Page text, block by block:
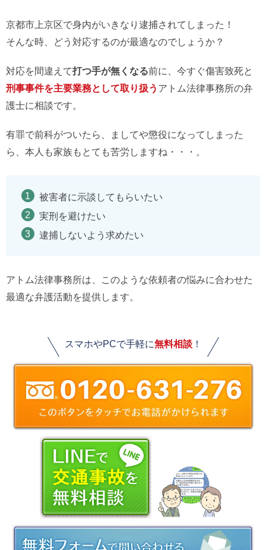
京都市上京区で身内がいきなり逮捕されてしまった！
そんな時、どう対応するのが最適なのでしょうか？
対応を間違えて打つ手が無くなる前に、今すぐ傷害致死と
刑事事件を主要業務として取り扱う アトム法律事務所の弁
護士に相談です。
有罪で前科がついたら、ましてや懲役になってしまった
ら、本人も家族もとても苦労しますね・・・。
被害者に示談してもらいたい
実刑を避けたい
逮捕しないよう求めたい
アトム法律事務所は、このような依頼者の悩みに合わせた
最適な弁護活動を提供します。
スマホやPCで手軽に無料相談！